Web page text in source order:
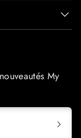
My